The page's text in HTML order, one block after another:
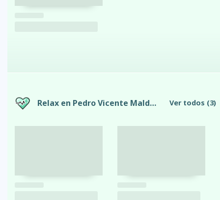
Relax en Pedro Vicente Maldonado Ver todos (3)